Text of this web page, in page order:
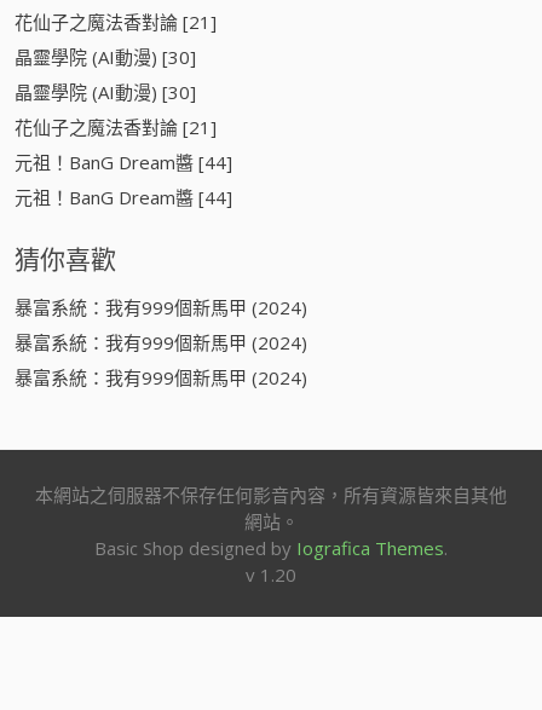
花仙子之魔法香對論 [21]
晶靈學院 (AI動漫) [30]
晶靈學院 (AI動漫) [30]
花仙子之魔法香對論 [21]
元祖！BanG Dream醬 [44]
元祖！BanG Dream醬 [44]
猜你喜歡
暴富系統：我有999個新馬甲 (2024)
暴富系統：我有999個新馬甲 (2024)
暴富系統：我有999個新馬甲 (2024)
本網站之伺服器不保存任何影音內容，所有資源皆來自其他
網站。
Basic Shop designed by Iografica Themes.
v 1.20